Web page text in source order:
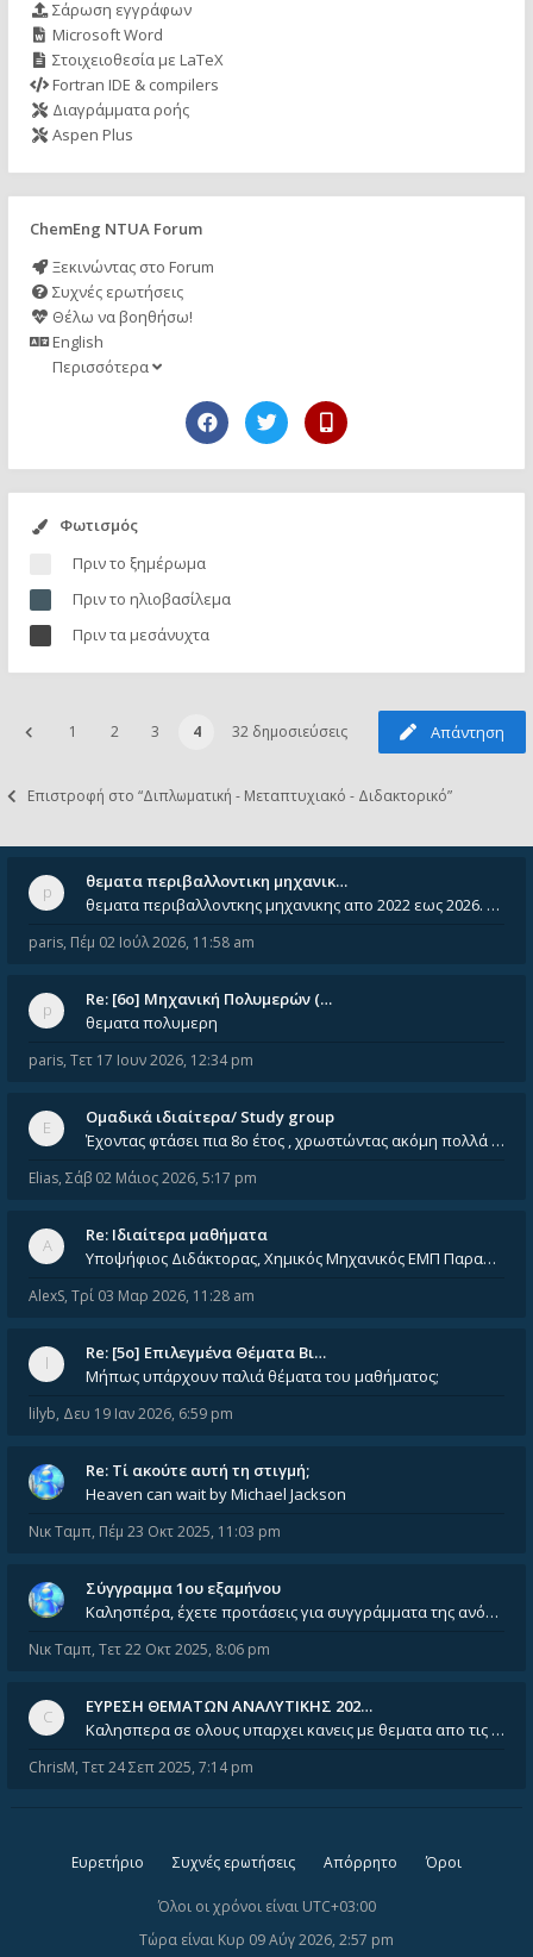
Σάρωση εγγράφων
Microsoft Word
Στοιχειοθεσία με LaTeX
Fortran IDE & compilers
Διαγράμματα ροής
Aspen Plus
ChemEng NTUA Forum
Ξεκινώντας στο Forum
Συχνές ερωτήσεις
Θέλω να βοηθήσω!
English
Περισσότερα
Φωτισμός
Πριν το ξημέρωμα
Πριν το ηλιοβασίλεμα
Πριν τα μεσάνυχτα
1 2 3 4 32 δημοσιεύσεις Απάντηση
Επιστροφή στο “Διπλωματική - Μεταπτυχιακό - Διδακτορικό”
θεματα περιβαλλοντικη μηχανικ…
θεματα περιβαλλοντκης μηχανικης απο 2022 εως 2026. Δεν ειναι μεσα του Σεπτεμβιου του 2025. Αν τα εχει καποιος ας τα ανε
paris, Πέμ 02 Ιούλ 2026, 11:58 am
Re: [6o] Mηχανική Πολυμερών (…
θεματα πολυμερη
paris, Τετ 17 Ιουν 2026, 12:34 pm
Ομαδικά ιδιαίτερα/ Study group
Έχοντας φτάσει πια 8ο έτος , χρωστώντας ακόμη πολλά και χωρίς καμία όρεξη ούτε να διαβάσω μόνος μου ούτε να παρακολουθήσ
Elias, Σάβ 02 Μάιος 2026, 5:17 pm
Re: Ιδιαίτερα μαθήματα
Υποψήφιος Διδάκτορας, Χημικός Μηχανικός ΕΜΠ Παραδίδω ιδιαίτερα μαθήματα μέσης και ανώτατης εκπαίδευσης σε θετικές και τε
AlexS, Τρί 03 Μαρ 2026, 11:28 am
Re: [5ο] Επιλεγμένα Θέματα Βι…
Μήπως υπάρχουν παλιά θέματα του μαθήματος;
lilyb, Δευ 19 Ιαν 2026, 6:59 pm
Re: Tί ακούτε αυτή τη στιγμή;
Heaven can wait by Michael Jackson
Νικ Ταμπ, Πέμ 23 Οκτ 2025, 11:03 pm
Σύγγραμμα 1ου εξαμήνου
Καλησπέρα, έχετε προτάσεις για συγγράμματα της ανόργανης χημείας? Είμαι ανάμεσα σε Λιοδάκη, Chung και Atkins
Νικ Ταμπ, Τετ 22 Οκτ 2025, 8:06 pm
ΕΥΡΕΣΗ ΘΕΜΑΤΩΝ ΑΝΑΛΥΤΙΚΗΣ 202…
Καλησπερα σε ολους υπαρχει κανεις με θεματα απο τις εξετασεις του ιουνιου και σεπτεμβρίου για την αναλυτικη χημεια
ChrisM, Τετ 24 Σεπ 2025, 7:14 pm
Ευρετήριο Συχνές ερωτήσεις Απόρρητο Όροι
Όλοι οι χρόνοι είναι UTC+03:00
Τώρα είναι Κυρ 09 Αύγ 2026, 2:57 pm